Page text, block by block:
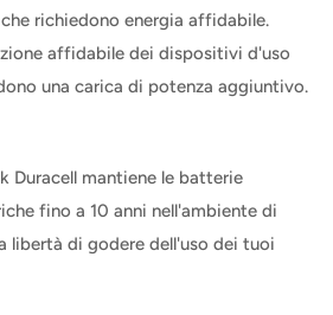
richiedono energia affidabile.
affidabile dei dispositivi d'uso
una carica di potenza aggiuntivo.
Duracell mantiene le batterie
fino a 10 anni nell'ambiente di
libertà di godere dell'uso dei tuoi